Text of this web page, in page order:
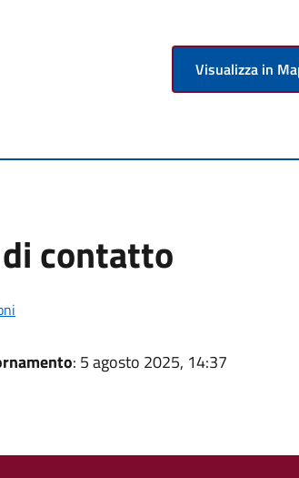
Visualizza in
contatto
: 5 agosto 2025, 14:37